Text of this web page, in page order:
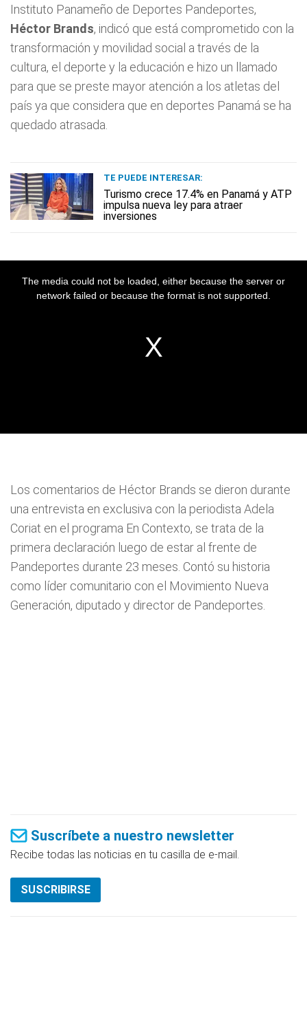
Instituto Panameño de Deportes Pandeportes,
Héctor Brands, indicó que está comprometido con la
transformación y movilidad social a través de la
cultura, el deporte y la educación e hizo un llamado
para que se preste mayor atención a los atletas del
país ya que considera que en deportes Panamá se ha
quedado atrasada.
TE PUEDE INTERESAR:
Turismo crece 17.4% en Panamá y ATP
impulsa nueva ley para atraer
inversiones
Los comentarios de Héctor Brands se dieron durante
una entrevista en exclusiva con la periodista Adela
Coriat en el programa En Contexto, se trata de la
primera declaración luego de estar al frente de
Pandeportes durante 23 meses. Contó su historia
como líder comunitario con el Movimiento Nueva
Generación, diputado y director de Pandeportes.
Suscríbete a nuestro newsletter
Recibe todas las noticias en tu casilla de e-mail.
SUSCRIBIRSE